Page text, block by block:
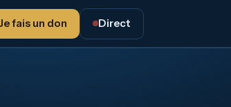
fais un don Direct